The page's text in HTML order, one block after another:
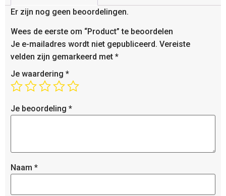
Er zijn nog geen beoordelingen.
Wees de eerste om “Product” te beoordelen
Je e-mailadres wordt niet gepubliceerd. Vereiste
velden zijn gemarkeerd met *
Je waardering *
Je beoordeling *
Naam *